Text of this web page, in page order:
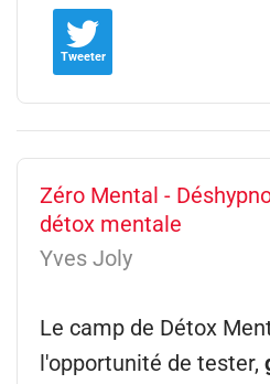
Tweeter
Zéro Mental -
détox mentale
Yves Joly
Le camp de Détox
l'opportunité de tester,